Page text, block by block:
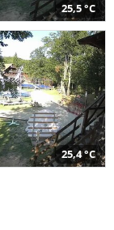
25,5 °C
25,4 °C